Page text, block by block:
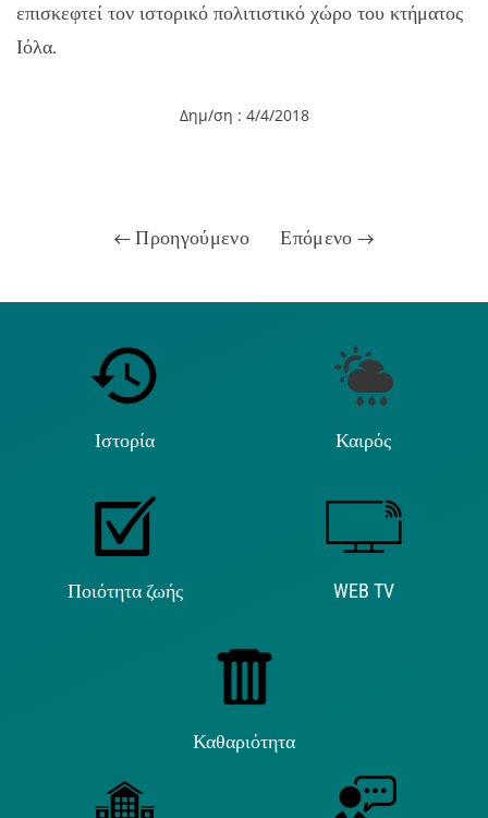
επισκεφτεί τον ιστορικό πολιτιστικό χώρο του κτήματος
Ιόλα.
Δημ/ση : 4/4/2018
Προηγούμενο Επόμενο
Ιστορία Καιρός
Ποιότητα ζωής WEB TV
Καθαριότητα